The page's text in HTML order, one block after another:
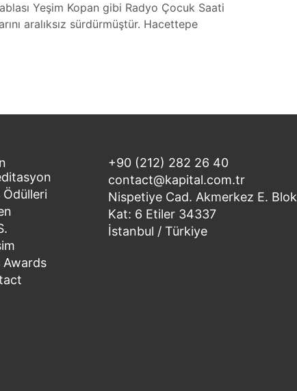
Yeşim Kopan gibi Radyo Çocuk Saati
aralıksız sürdürmüştür. Hacettepe
Ödülleri
Awards
+90 (212) 282 26 40
contact@kapital.com.tr
Nispetiye Cad. Akmerkez E. Blok
Kat: 6 Etiler 34337
İstanbul / Türkiye